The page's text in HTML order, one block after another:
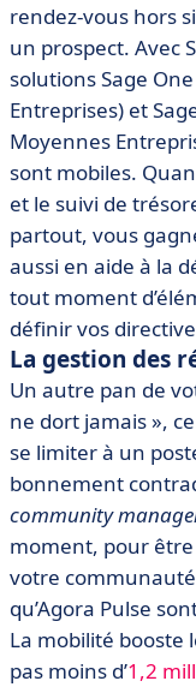
rendez-vous hors
un prospect. Avec
solutions Sage
Entreprises) et
Moyennes
sont mobiles.
et le suivi de
partout, vous
aussi en aide à la
tout moment
définir vos
La gestion des
Un autre pan de
ne dort jamais »,
se limiter à un
bonnement
community
moment, pour
votre
qu’Agora Pulse
La mobilité booste
pas moins d’1,2